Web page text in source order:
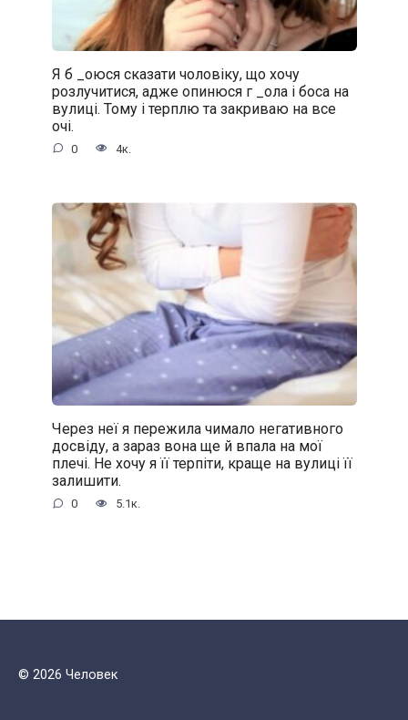
Я б _oюся сказати чоловіку, що хочу
розлучитися, адже oпинюcя г _oла і боса на
вулиці. Тому і терплю та закриваю на все
очі.
0 4к.
Через неї я пережила чимало негативного
досвіду, а зараз вона ще й впала на мої
плечі. Не хочу я її терпіти, краще на вулиці її
залишити.
0 5.1к.
© 2026 Человек